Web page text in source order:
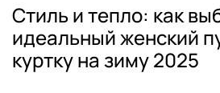
Стиль и тепло: как
идеальный женский
куртку на зиму 2025